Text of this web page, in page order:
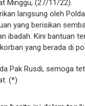
Minggu, (27/11/22).
langsung oleh
yang berisikan
ibadah. Kini bantuan
yang berada di
Pak Rusdi, semoga
(*)